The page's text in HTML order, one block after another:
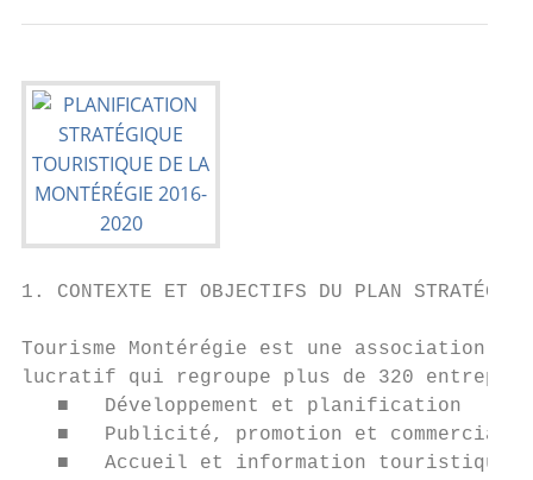
1. CONTEXTE ET OBJECTIFS DU PLAN
Tourisme Montérégie est une association
lucratif qui regroupe plus de 320
   ■   Développement et planification
■   Publicité, promotion et
   ■   Accueil et information touristique